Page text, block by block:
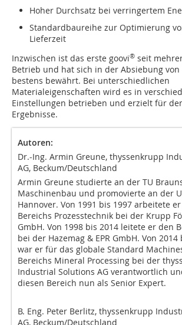
Hoher Durchsatz bei verringertem
Standardbaureihe zur Optimierung
Liefer­zeit
Inzwischen ist das erste goovi® seit
Betrieb und hat sich in der Absiebung von
bestens bewährt. Bei unterschiedlichen
Materialeigenschaften wird es in
Einstellungen betrieben und erzielt für
Ergebnisse.
Autoren:
Dr.-Ing. Armin Greune, thyssenkrupp
AG, Beckum/Deutschland
Armin Greune studierte an der TU
Maschinenbau und promovierte an der
Hannover. Von 1991 bis 1997 arbeitete
Bereichs Prozesstechnik bei der Krupp
GmbH. Von 1998 bis 2014 leitete er den
bei der Hazemag & EPR GmbH. Von 2014
war er für das globale Standard
Bereichs Mineral Processing bei der
Industrial Solutions AG verantwortlich
diesen Bereich nun als Senior Expert.
B. Eng. Peter Berlitz, thyssenkrupp
AG, Beckum/Deutschland